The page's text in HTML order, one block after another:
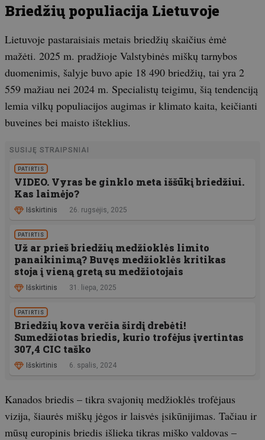
Briedžių populiacija Lietuvoje
Lietuvoje pastaraisiais metais briedžių skaičius ėmė
mažėti. 2025 m. pradžioje Valstybinės miškų tarnybos
duomenimis, šalyje buvo apie 18 490 briedžių, tai yra 2
559 mažiau nei 2024 m. Specialistų teigimu, šią tendenciją
lemia vilkų populiacijos augimas ir klimato kaita, keičianti
buveines bei maisto išteklius.
SUSIJĘ STRAIPSNIAI
PATIRTIS
VIDEO. Vyras be ginklo meta iššūkį briedžiui.
Kas laimėjo?
Išskirtinis 26. rugsėjis, 2025
PATIRTIS
Už ar prieš briedžių medžioklės limito
panaikinimą? Buvęs medžioklės kritikas
stoja į vieną gretą su medžiotojais
Išskirtinis 31. liepa, 2025
PATIRTIS
Briedžių kova verčia širdį drebėti!
Sumedžiotas briedis, kurio trofėjus įvertintas
307,4 CIC taško
Išskirtinis 6. spalis, 2024
Kanados briedis – tikra svajonių medžioklės trofėjaus
vizija, šiaurės miškų jėgos ir laisvės įsikūnijimas. Tačiau ir
mūsų europinis briedis išlieka tikras miško valdovas –